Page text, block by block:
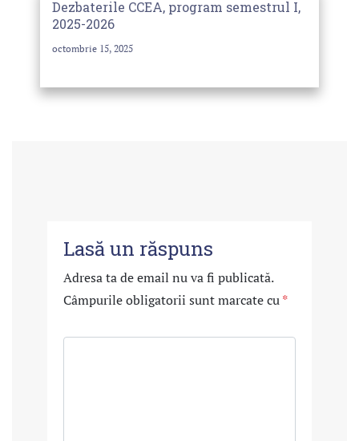
Dezbaterile CCEA, program semestrul I,
2025-2026
octombrie 15, 2025
Lasă un răspuns
Adresa ta de email nu va fi publicată.
Câmpurile obligatorii sunt marcate cu*